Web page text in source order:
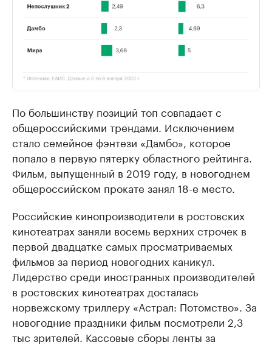
По большинству позиций топ совпадает с
общероссийскими трендами. Исключением
стало семейное фэнтези «Дамбо», которое
попало в первую пятерку областного рейтинга.
Фильм, выпущенный в 2019 году, в новогоднем
общероссийском прокате занял 18-е место.
Российские кинопроизводители в ростовских
кинотеатрах заняли восемь верхних строчек в
первой двадцатке самых просматриваемых
фильмов за период новогодних каникул.
Лидерство среди иностранных производителей
в ростовских кинотеатрах досталась
норвежскому триллеру «Астрал: Потомство». За
новогодние праздники фильм посмотрели 2,3
тыс зрителей. Кассовые сборы ленты за